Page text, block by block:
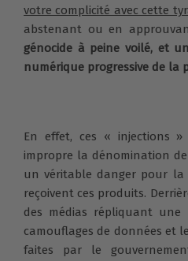
votre complicité avec cette
abstenant ou en
génocide à peine voilé, et
numérique progressive de la
En effet, ces « injections
impropre la dénomination
un véritable danger pour la
reçoivent ces produits.
des médias répliquant
camouflages de données et
faites par le